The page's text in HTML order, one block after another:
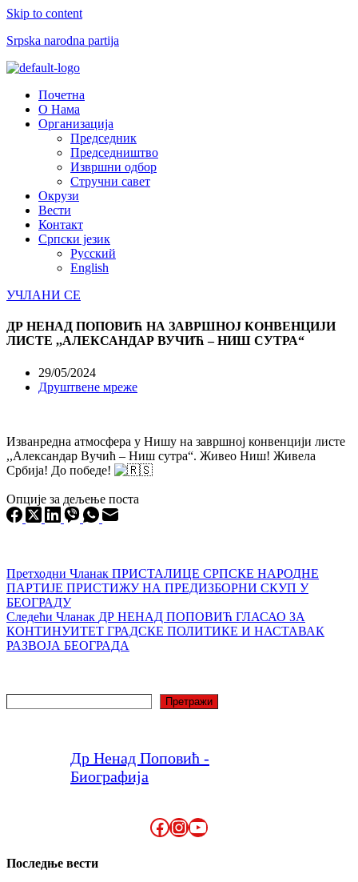
Skip to content
Srpska narodna partija
Menu
Почетна
О Нама
Организација
Председник
Председништво
Извршни одбор
Стручни савет
Окрузи
Вести
Контакт
Српски језик
Русский
English
УЧЛАНИ СЕ
ДР НЕНАД ПОПОВИЋ НА ЗАВРШНОЈ КОНВЕНЦИЈИ
ЛИСТЕ ,,АЛЕКСАНДАР ВУЧИЋ – НИШ СУТРА“
29/05/2024
Друштвене мреже
Изванредна атмосфера у Нишу на завршној конвенцији листе
,,Александар Вучић – Ниш сутра“. Живео Ниш! Живела
Србија! До победе!
Опције за дељење поста
Претходни Чланак ПРИСТАЛИЦЕ СРПСКЕ НАРОДНЕ
ПАРТИЈЕ ПРИСТИЖУ НА ПРЕДИЗБОРНИ СКУП У
БЕОГРАДУ
Следећи Чланак ДР НЕНАД ПОПОВИЋ ГЛАСАО ЗА
КОНТИНУИТЕТ ГРАДСКЕ ПОЛИТИКЕ И НАСТАВАК
РАЗВОЈА БЕОГРАДА
Претражи
Др Ненад Поповић -
Биографија
Facebook
Instagram
YouTube
Последње вести